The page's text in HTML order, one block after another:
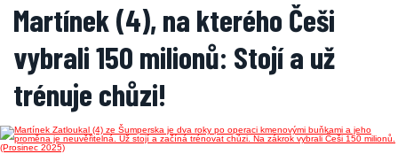
Martínek (4), na kterého Češi
vybrali 150 milionů: Stojí a už
trénuje chůzi!